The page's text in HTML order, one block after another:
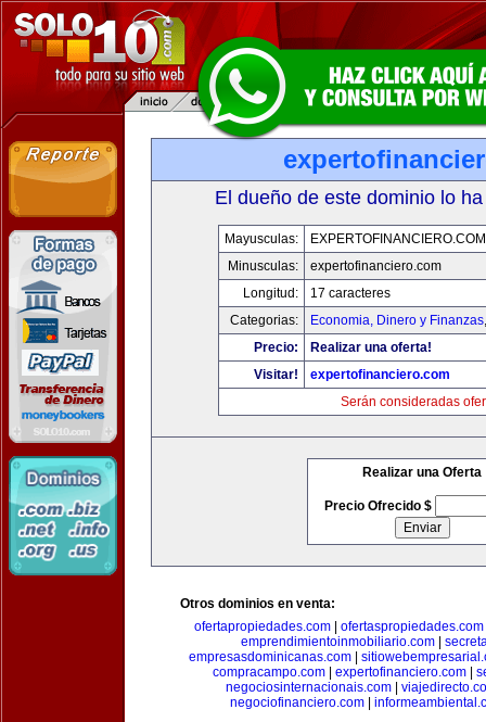
El dueño de este dominio lo
Mayusculas:
EXPERTOFINANCIERO.COM
Minusculas:
expertofinanciero.com
Longitud:
17 caracteres
Categorias:
Economia, Dinero y Finanzas
Precio:
Realizar una oferta!
Visitar!
expertofinanciero.com
Serán consideradas
Realizar una Oferta
Precio Ofrecido $
Otros dominios en venta:
ofertapropiedades.com
ofertaspropiedades.com
emprendimientoinmobiliario.com|
empresasdominicanas.com|
compracampo.com| expertofinanciero.com|
negociosinternacionais.com
negociofinanciero.com